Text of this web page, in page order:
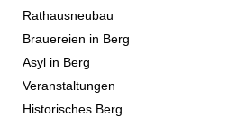
Rathausneubau
Brauereien in Berg
Asyl in Berg
Veranstaltungen
Historisches Berg